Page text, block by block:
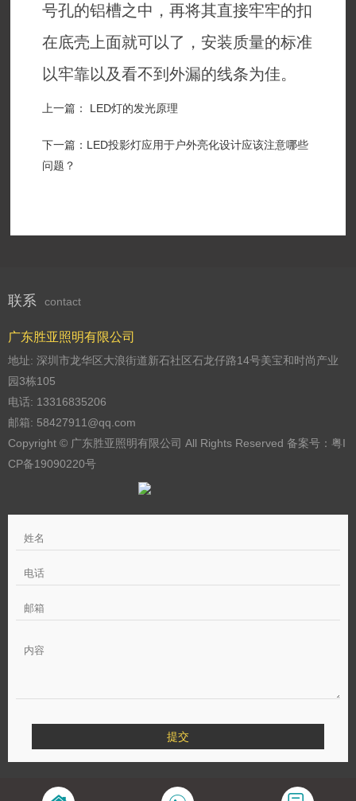
号孔的铝槽之中，再将其直接牢牢的扣
在底壳上面就可以了，安装质量的标准
以牢靠以及看不到外漏的线条为佳。
上一篇： LED灯的发光原理
下一篇：LED投影灯应用于户外亮化设计应该注意哪些
问题？
联系 contact
广东胜亚照明有限公司
地址: 深圳市龙华区大浪街道新石社区石龙仔路14号美宝和时尚产业
园3栋105
电话: 13316835206
邮箱: 58427911@qq.com
Copyright © 广东胜亚照明有限公司 All Rights Reserved 备案号： 粤I
CP备19090220号
提交